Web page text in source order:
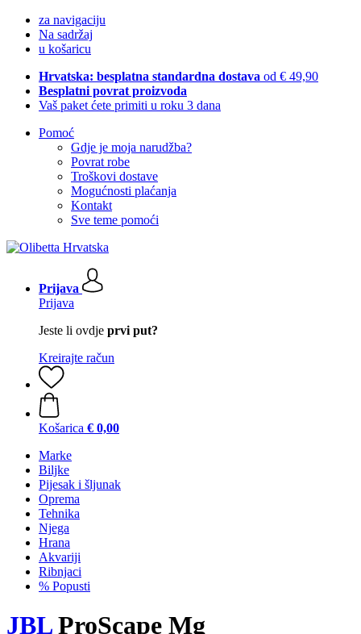
za navigaciju
Na sadržaj
u košaricu
Hrvatska: besplatna standardna dostava od € 49,90
Besplatni povrat proizvoda
Vaš paket ćete primiti u roku 3 dana
Pomoć
Gdje je moja narudžba?
Povrat robe
Troškovi dostave
Mogućnosti plaćanja
Kontakt
Sve teme pomoći
Prijava
Prijava
Jeste li ovdje prvi put?
Kreirajte račun
Košarica € 0,00
Marke
Biljke
Pijesak i šljunak
Oprema
Tehnika
Njega
Hrana
Akvariji
Ribnjaci
% Popusti
JBLProScape Mg